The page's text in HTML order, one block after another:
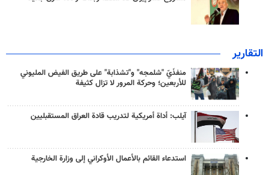
التقارير
منفذَيّ "شلمجه" و"تشذابة" على طريق الفيض المليوني
للأربعين؛ وحركة المرور لا تزال كثيفة
آيلب: أداة أمريكية لتدريب قادة العراق المستقبليين
استدعاء القائم بالأعمال الأوكراني إلى وزارة الخارجية